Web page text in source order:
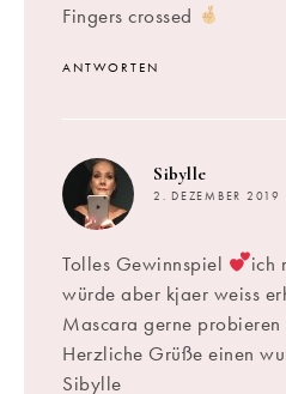
Fingers crossed
ANTWORTEN
Sibylle
2. DEZEMBER
Tolles Gewinnspiel
ich
würde aber kjaer weiss
Mascara gerne probieren
Herzliche Grüße einen
Sibylle